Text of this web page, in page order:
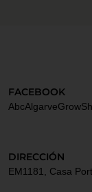
FACEBOOK
DIRECCIÓN
EM1181, Casa